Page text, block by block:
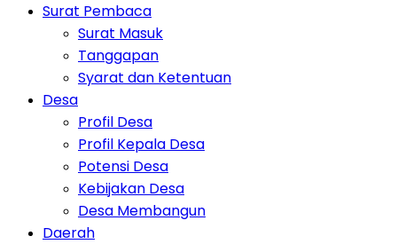
Surat Pembaca
Surat Masuk
Tanggapan
Syarat dan Ketentuan
Desa
Profil Desa
Profil Kepala Desa
Potensi Desa
Kebijakan Desa
Desa Membangun
Daerah